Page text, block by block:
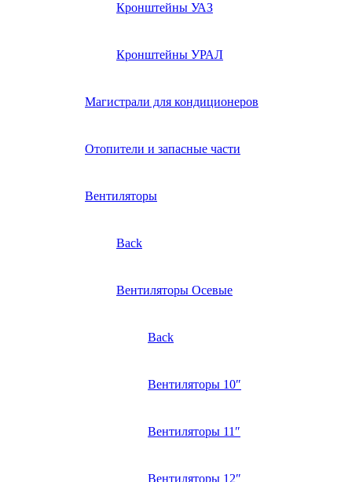
Кронштейны УАЗ
Кронштейны УРАЛ
Магистрали для кондиционеров
Отопители и запасные части
Вентиляторы
Back
Вентиляторы Осевые
Back
Вентиляторы 10″
Вентиляторы 11″
Вентиляторы 12″